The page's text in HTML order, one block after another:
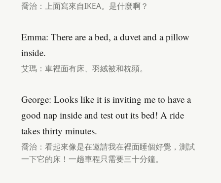
喬治：上面寫來自IKEA。是什麼啊？
Emma: There are a bed, a duvet and a pillow
inside.
艾瑪：車裡面有床、羽絨被和枕頭。
George: Looks like it is inviting me to have a
good nap inside and test out its bed! A ride
takes thirty minutes.
喬治：看起來像是在邀請我在裡面睡個好覺，測試
一下它的床！一趟車程只需要三十分鐘。